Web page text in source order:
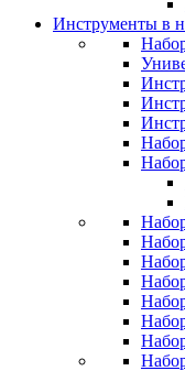
Инструменты в